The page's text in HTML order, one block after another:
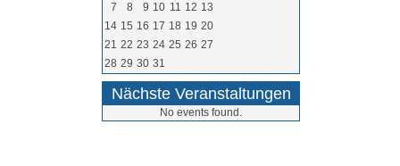
7
8 9 10 11 12 13
14 15 16 17 18 19 20
21 22 23 24 25 26 27
28 29 30 31
Nächste Veranstaltungen
No events found.